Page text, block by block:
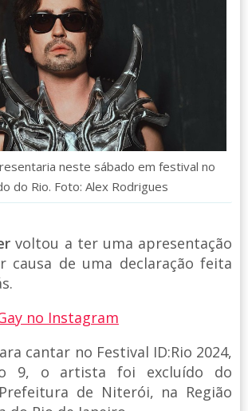
neste sábado em festival no
do Rio. Foto: Alex Rodrigues
voltou a ter uma apresentação
causa de uma declaração feita
no Instagram
cantar no Festival ID:Rio 2024,
9, o artista foi excluído do
de Niterói, na Região